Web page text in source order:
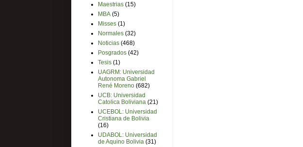
Maestrias (15)
MBA (5)
Misses (1)
Normales (32)
Noticias (468)
Posgrados (42)
Tesis (1)
UAGRM: Universidad
Autonoma Gabriel
René Moreno (682)
UCB: Universidad
Catolica Boliviana (21)
UCEBOL: Universidad
Cristiana de Bolivia
(16)
UDABOL: Universidad
de Aquino Bolivia (31)